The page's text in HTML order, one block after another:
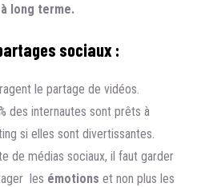
long terme.
sociaux :
le partage de vidéos.
des internautes sont prêts à
si elles sont divertissantes.
de médias sociaux, il faut garder
les émotions et non plus les